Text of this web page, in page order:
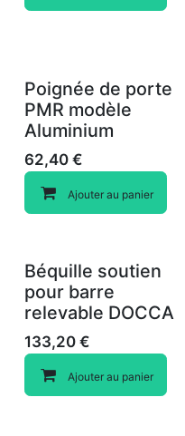
Poignée de porte
PMR modèle
Aluminium
62,40 €
Ajouter au panier
Béquille soutien
pour barre
relevable DOCCA
133,20 €
Ajouter au panier